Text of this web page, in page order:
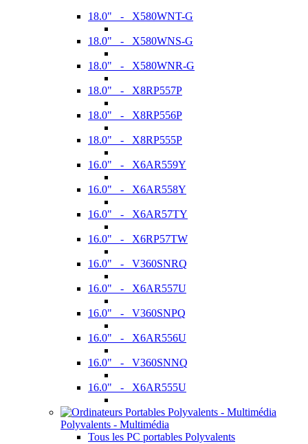
18.0" - X580WNT-G
18.0" - X580WNS-G
18.0" - X580WNR-G
18.0" - X8RP557P
18.0" - X8RP556P
18.0" - X8RP555P
16.0" - X6AR559Y
16.0" - X6AR558Y
16.0" - X6AR57TY
16.0" - X6RP57TW
16.0" - V360SNRQ
16.0" - X6AR557U
16.0" - V360SNPQ
16.0" - X6AR556U
16.0" - V360SNNQ
16.0" - X6AR555U
Polyvalents - Multimédia
Tous les PC portables Polyvalents